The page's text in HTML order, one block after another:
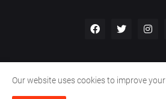
Tentang Kami
Our website uses cookies to improve your